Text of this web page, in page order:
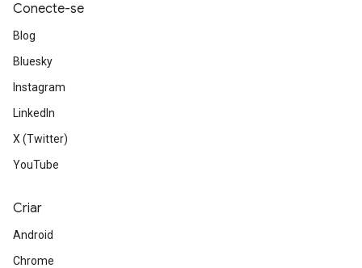
Conecte-se
Blog
Bluesky
Instagram
LinkedIn
X (Twitter)
YouTube
Criar
Android
Chrome